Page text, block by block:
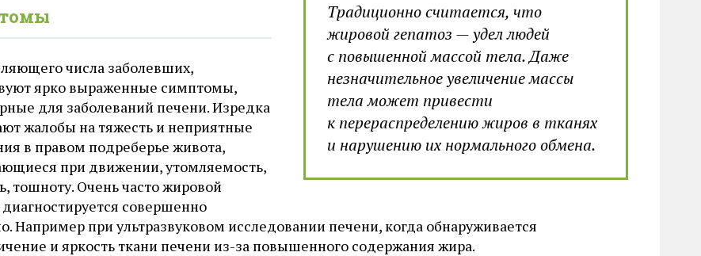
Традиционно считается, что
жировой гепатоз — удел людей
с повышенной массой тела. Даже
незначительное увеличение массы
тела может привести
к перераспределению жиров в тканях
и нарушению их нормального обмена.
числа заболевших,
ярко выраженные симптомы,
для заболеваний печени. Изредка
жалобы на тяжесть и неприятные
в правом подреберье живота,
при движении, утомляемость,
тошноту. Очень часто жировой
диагностируется совершенно
Например при ультразвуковом исследовании печени, когда обнаруживается
и яркость ткани печени из-за повышенного содержания жира.